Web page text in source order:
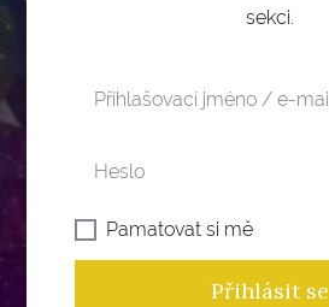
sekci.
Pamatovat si mě
Přihlásit se